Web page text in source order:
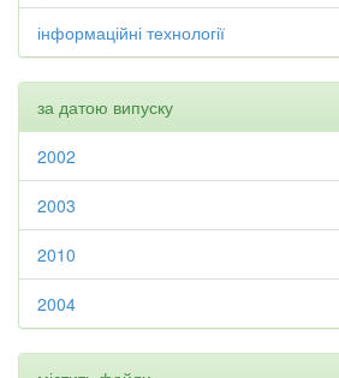
інформаційні технології
за датою випуску
2002
2003
2010
2004